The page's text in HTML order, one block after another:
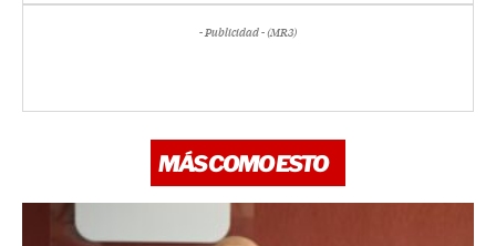
- Publicidad - (MR3)
MÁS COMO ESTO